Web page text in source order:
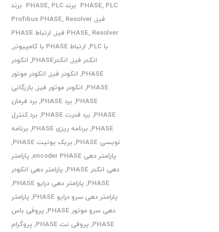
PHASE, PLC برند PHASE ,
PLC برند
فیز,
Profibus PHASE, Resolver
PHASE, Resolver فیز ,
ارتباط PHASE
با PLC
, ارتباط PHASE با کامپیوتر
,
انکدر فیز, انکدرPHASE , انکودر
PHASE
, انکودر فیز, انکودر موتور
PHASE
, انکودر موتور فیز, بازرگانی
PHASE
, برد PHASE , برد فرمان
PHASE
, برد قدرت PHASE , برد کنترل
PHASE
, برنامه ریزی PHASE , برنامه
نویسی PHASE
, بریک یونیت PHASE
,
پارامتر دهی encoder PHASE
, پارامتر
دهی انکدر PHASE
, پارامتر دهی انکودر
PHASE
, پارامتر دهی درایو PHASE
,
پارامتر دهی سرو درایو PHASE
, پارامتر
دهی سرو موتور PHASE
, پروفی باس
PHASE
, پروفی نت PHASE , پروگرام